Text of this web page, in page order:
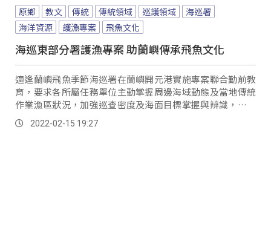
原鄉 教文 傳統 傳統領域 巡護領域
海巡署
海洋資源
護漁專案 飛魚文化
海巡東部分署護漁專案 助蘭嶼傳承飛魚文化
適逢蘭嶼飛魚季節海巡署在蘭嶼開元港實施專案聯合勤前教
育，要求各所屬任務單位主動掌握周邊海域動態及當地傳統
作業漁區狀況，加強巡查密度及海面目標掌握與辨識，落實
勤務作為，守護蘭嶼傳統飛魚文化。
2022-02-15 19:27